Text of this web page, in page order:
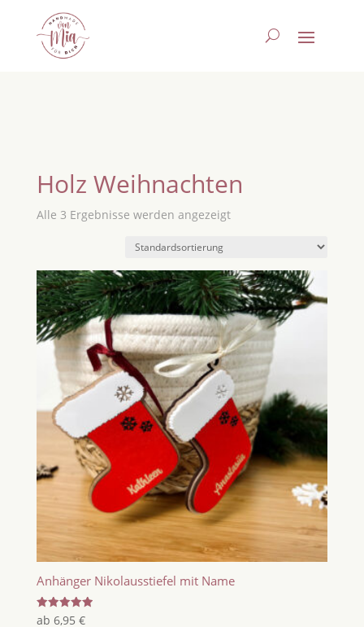
Holz Weihnachten
Alle 3 Ergebnisse werden angezeigt
Anhänger Nikolausstiefel mit Name
Bewertet
ab 6,95 €